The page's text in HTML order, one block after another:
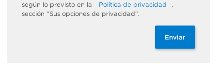
según lo previsto en la
Política de privacidad
,
sección “Sus opciones de privacidad”.
Enviar